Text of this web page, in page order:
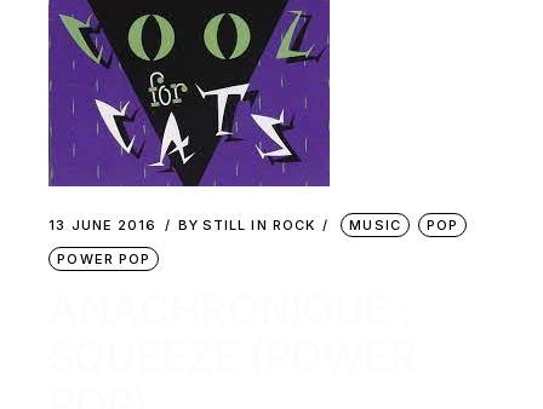
13 JUNE 2016 BY STILL IN ROCK MUSIC
POP
POWER POP